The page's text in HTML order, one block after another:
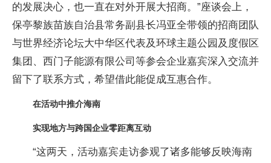
的发展决心，也一直在对外开展大招商。”座谈会上，
保亭黎族苗族自治县常务副县长冯亚全带领的招商团队
与世界经济论坛大中华区代表及环球主题公园及度假区
集团、西门子能源有限公司等参会企业嘉宾深入交流并
留下了联系方式，希望借此能促成互惠合作。
在活动中推介海南
实现地方与跨国企业零距离互动
“这两天，活动嘉宾走访参观了诸多能够反映海南